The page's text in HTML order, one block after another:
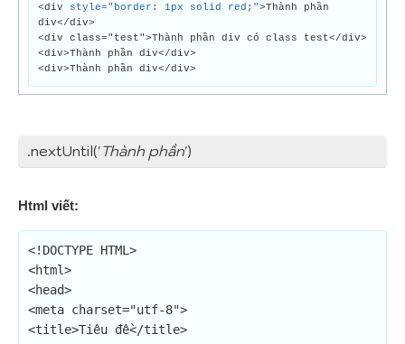
<div style="border: 1px solid red;">Thành phần
div</div>
<div class="test">Thành phần div có class test</div>
<div>Thành phần div</div>
<div>Thành phần div</div>
.nextUntil('Thành phần')
Html viết:
<!DOCTYPE HTML>
<html>
<head>
<meta charset="utf-8">
<title>Tiêu đề</title>